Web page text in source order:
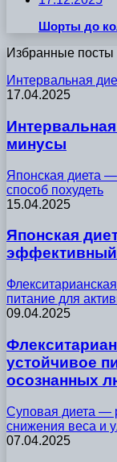
Шорты до
Избранные посты
Интервальная
17.04.2025
минусы
Японская диета
способ похудеть
15.04.2025
Японская
эффективный
питание для
09.04.2025
устойчивое
осознанных
Суповая диета —
снижения веса и
07.04.2025